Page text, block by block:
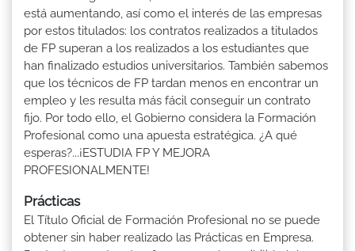
está aumentando, así como el interés de las empresas
por estos titulados: los contratos realizados a titulados
de FP superan a los realizados a los estudiantes que
han finalizado estudios universitarios. También sabemos
que los técnicos de FP tardan menos en encontrar un
empleo y les resulta más fácil conseguir un contrato
fijo. Por todo ello, el Gobierno considera la Formación
Profesional como una apuesta estratégica. ¿A qué
esperas?...¡ESTUDIA FP Y MEJORA
PROFESIONALMENTE!
Prácticas
El Título Oficial de Formación Profesional no se puede
obtener sin haber realizado las Prácticas en Empresa.